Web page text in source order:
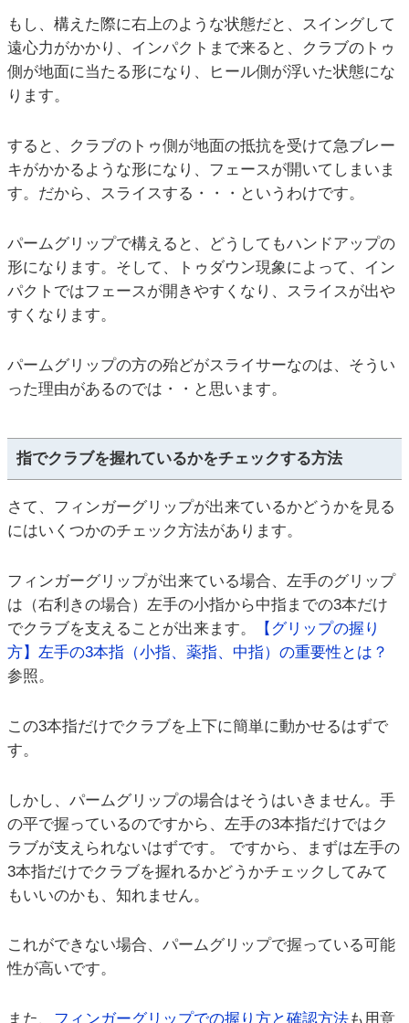
もし、構えた際に右上のような状態だと、スイングして
遠心力がかかり、インパクトまで来ると、クラブのトゥ
側が地面に当たる形になり、ヒール側が浮いた状態にな
ります。
すると、クラブのトゥ側が地面の抵抗を受けて急ブレー
キがかかるような形になり、フェースが開いてしまいま
す。だから、スライスする・・・というわけです。
パームグリップで構えると、どうしてもハンドアップの
形になります。そして、トゥダウン現象によって、イン
パクトではフェースが開きやすくなり、スライスが出や
すくなります。
パームグリップの方の殆どがスライサーなのは、そうい
った理由があるのでは・・と思います。
指でクラブを握れているかをチェックする方法
さて、フィンガーグリップが出来ているかどうかを見る
にはいくつかのチェック方法があります。
フィンガーグリップが出来ている場合、左手のグリップ
は（右利きの場合）左手の小指から中指までの3本だけ
でクラブを支えることが出来ます。
【グリップの握り
方】左手の3本指（小指、薬指、中指）の重要性とは？
参照。
この3本指だけでクラブを上下に簡単に動かせるはずで
す。
しかし、パームグリップの場合はそうはいきません。手
の平で握っているのですから、左手の3本指だけではク
ラブが支えられないはずです。 ですから、まずは左手の
3本指だけでクラブを握れるかどうかチェックしてみて
もいいのかも、知れません。
これができない場合、パームグリップで握っている可能
性が高いです。
また、 フィンガーグリップでの握り方と確認方法も用意